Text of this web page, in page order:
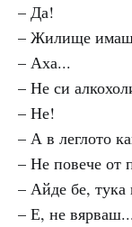
– Да!
– Жилище
– Аха...
– Не си
– Не!
– А в леглото
– Не повече от
– Айде бе,
– Е, не